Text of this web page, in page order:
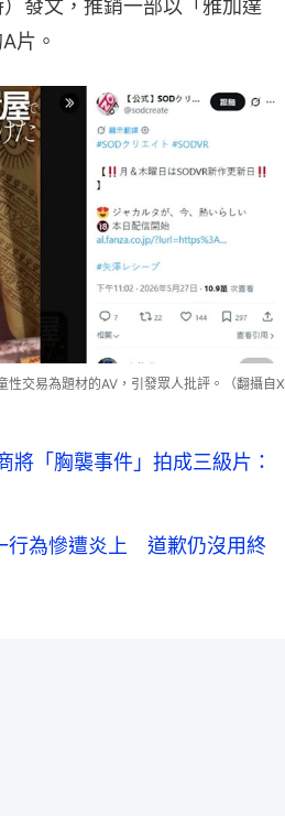
發文，推銷一部以「雅加達
片。
性交易為題材的AV，引發眾人批評。（翻攝自X
將「胸襲事件」拍成三級片：
行為慘遭炎上 道歉仍沒用終